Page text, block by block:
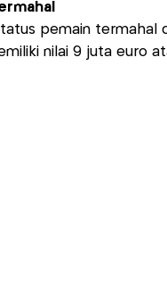
pemain termahal
nilai 9 juta euro